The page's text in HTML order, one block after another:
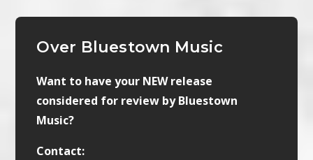
Over Bluestown Music
Want to have your NEW release
considered for review by Bluestown
Music?
Contact: